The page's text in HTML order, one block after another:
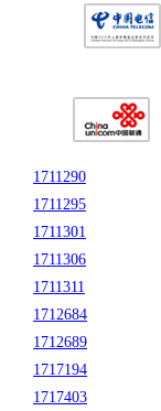
1711290
1711295
1711301
1711306
1711311
1712684
1712689
1717194
1717403